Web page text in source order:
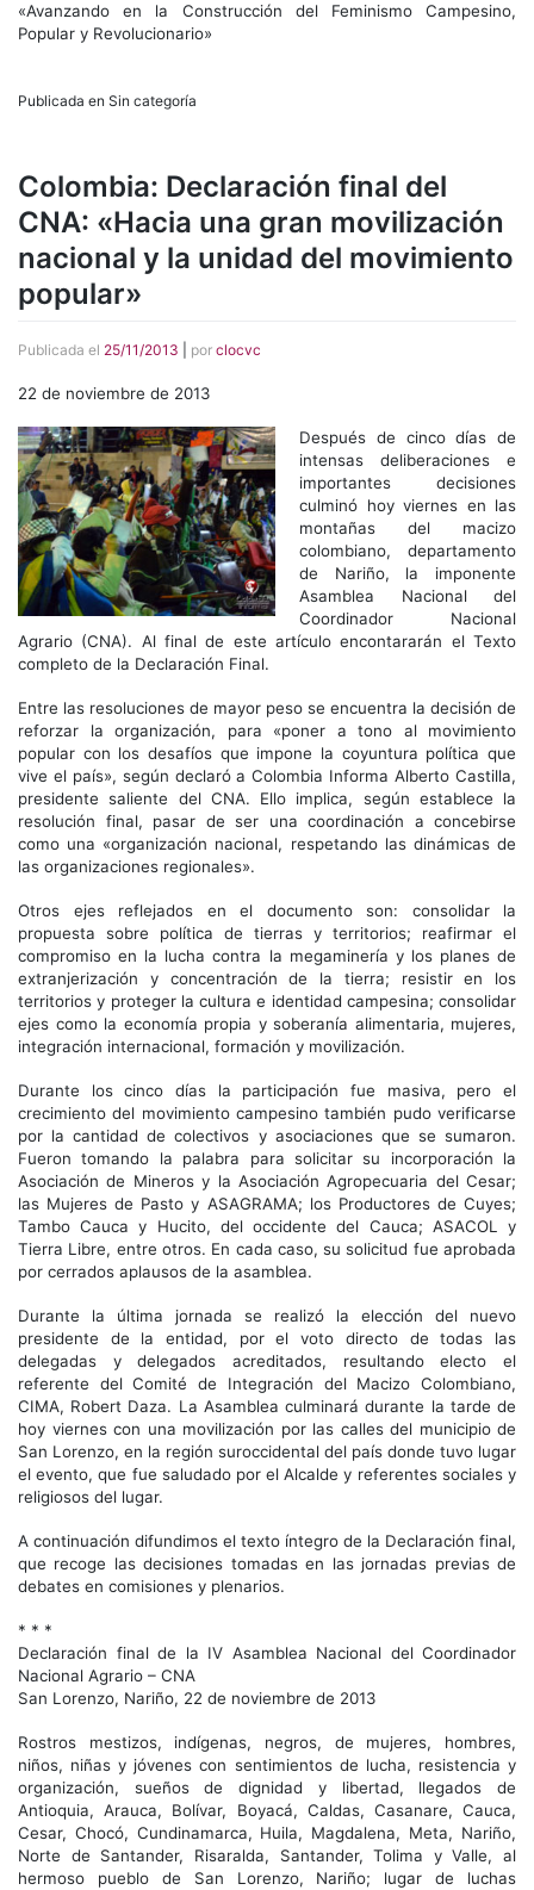
«Avanzando en la Construcción del Feminismo Campesino,
Popular y Revolucionario»
Publicada en Sin categoría
Colombia: Declaración final del
CNA: «Hacia una gran movilización
nacional y la unidad del movimiento
popular»
Publicada el 25/11/2013 por clocvc
22 de noviembre de 2013
Después de cinco días de
intensas deliberaciones e
importantes decisiones
culminó hoy viernes en las
montañas del macizo
colombiano, departamento
de Nariño, la imponente
Asamblea Nacional del
Coordinador Nacional
Agrario (CNA). Al final de este artículo encontararán el Texto
completo de la Declaración Final.
Entre las resoluciones de mayor peso se encuentra la decisión de
reforzar la organización, para «poner a tono al movimiento
popular con los desafíos que impone la coyuntura política que
vive el país», según declaró a Colombia Informa Alberto Castilla,
presidente saliente del CNA. Ello implica, según establece la
resolución final, pasar de ser una coordinación a concebirse
como una «organización nacional, respetando las dinámicas de
las organizaciones regionales».
Otros ejes reflejados en el documento son: consolidar la
propuesta sobre política de tierras y territorios; reafirmar el
compromiso en la lucha contra la megaminería y los planes de
extranjerización y concentración de la tierra; resistir en los
territorios y proteger la cultura e identidad campesina; consolidar
ejes como la economía propia y soberanía alimentaria, mujeres,
integración internacional, formación y movilización.
Durante los cinco días la participación fue masiva, pero el
crecimiento del movimiento campesino también pudo verificarse
por la cantidad de colectivos y asociaciones que se sumaron.
Fueron tomando la palabra para solicitar su incorporación la
Asociación de Mineros y la Asociación Agropecuaria del Cesar;
las Mujeres de Pasto y ASAGRAMA; los Productores de Cuyes;
Tambo Cauca y Hucito, del occidente del Cauca; ASACOL y
Tierra Libre, entre otros. En cada caso, su solicitud fue aprobada
por cerrados aplausos de la asamblea.
Durante la última jornada se realizó la elección del nuevo
presidente de la entidad, por el voto directo de todas las
delegadas y delegados acreditados, resultando electo el
referente del Comité de Integración del Macizo Colombiano,
CIMA, Robert Daza. La Asamblea culminará durante la tarde de
hoy viernes con una movilización por las calles del municipio de
San Lorenzo, en la región suroccidental del país donde tuvo lugar
el evento, que fue saludado por el Alcalde y referentes sociales y
religiosos del lugar.
A continuación difundimos el texto íntegro de la Declaración final,
que recoge las decisiones tomadas en las jornadas previas de
debates en comisiones y plenarios.
* * *
Declaración final de la IV Asamblea Nacional del Coordinador
Nacional Agrario – CNA
San Lorenzo, Nariño, 22 de noviembre de 2013
Rostros mestizos, indígenas, negros, de mujeres, hombres,
niños, niñas y jóvenes con sentimientos de lucha, resistencia y
organización, sueños de dignidad y libertad, llegados de
Antioquia, Arauca, Bolívar, Boyacá, Caldas, Casanare, Cauca,
Cesar, Chocó, Cundinamarca, Huila, Magdalena, Meta, Nariño,
Norte de Santander, Risaralda, Santander, Tolima y Valle, al
hermoso pueblo de San Lorenzo, Nariño; lugar de luchas